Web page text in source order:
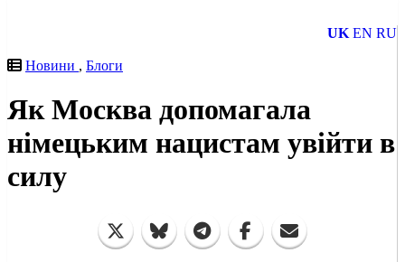
UK EN RU
Новини , Блоги
Як Москва допомагала
німецьким нацистам увійти в
силу